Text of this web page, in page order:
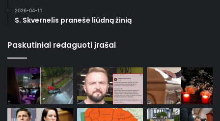
2026-04-11
S. Skvernelis pranešė liūdną žinią
Paskutiniai redaguoti įrašai